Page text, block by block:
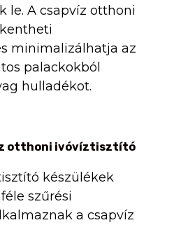
le. A csapvíz otthoni
minimalizálhatja az
palackokból
hulladékot.
otthoni ivóvíztisztító
készülékek
szűrési
a csapvíz